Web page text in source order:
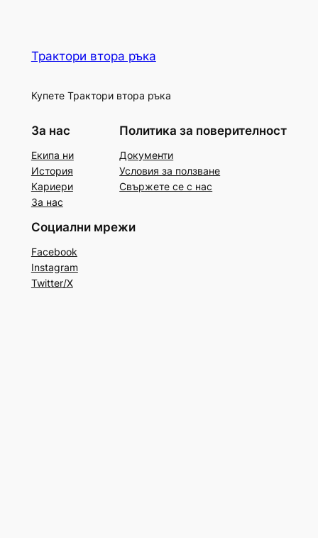
Трактори втора ръка
Купете Трактори втора ръка
За нас
Екипа ни
История
Кариери
За нас
Политика за поверителност
Документи
Условия за ползване
Свържете се с нас
Социални мрежи
Facebook
Instagram
Twitter/X